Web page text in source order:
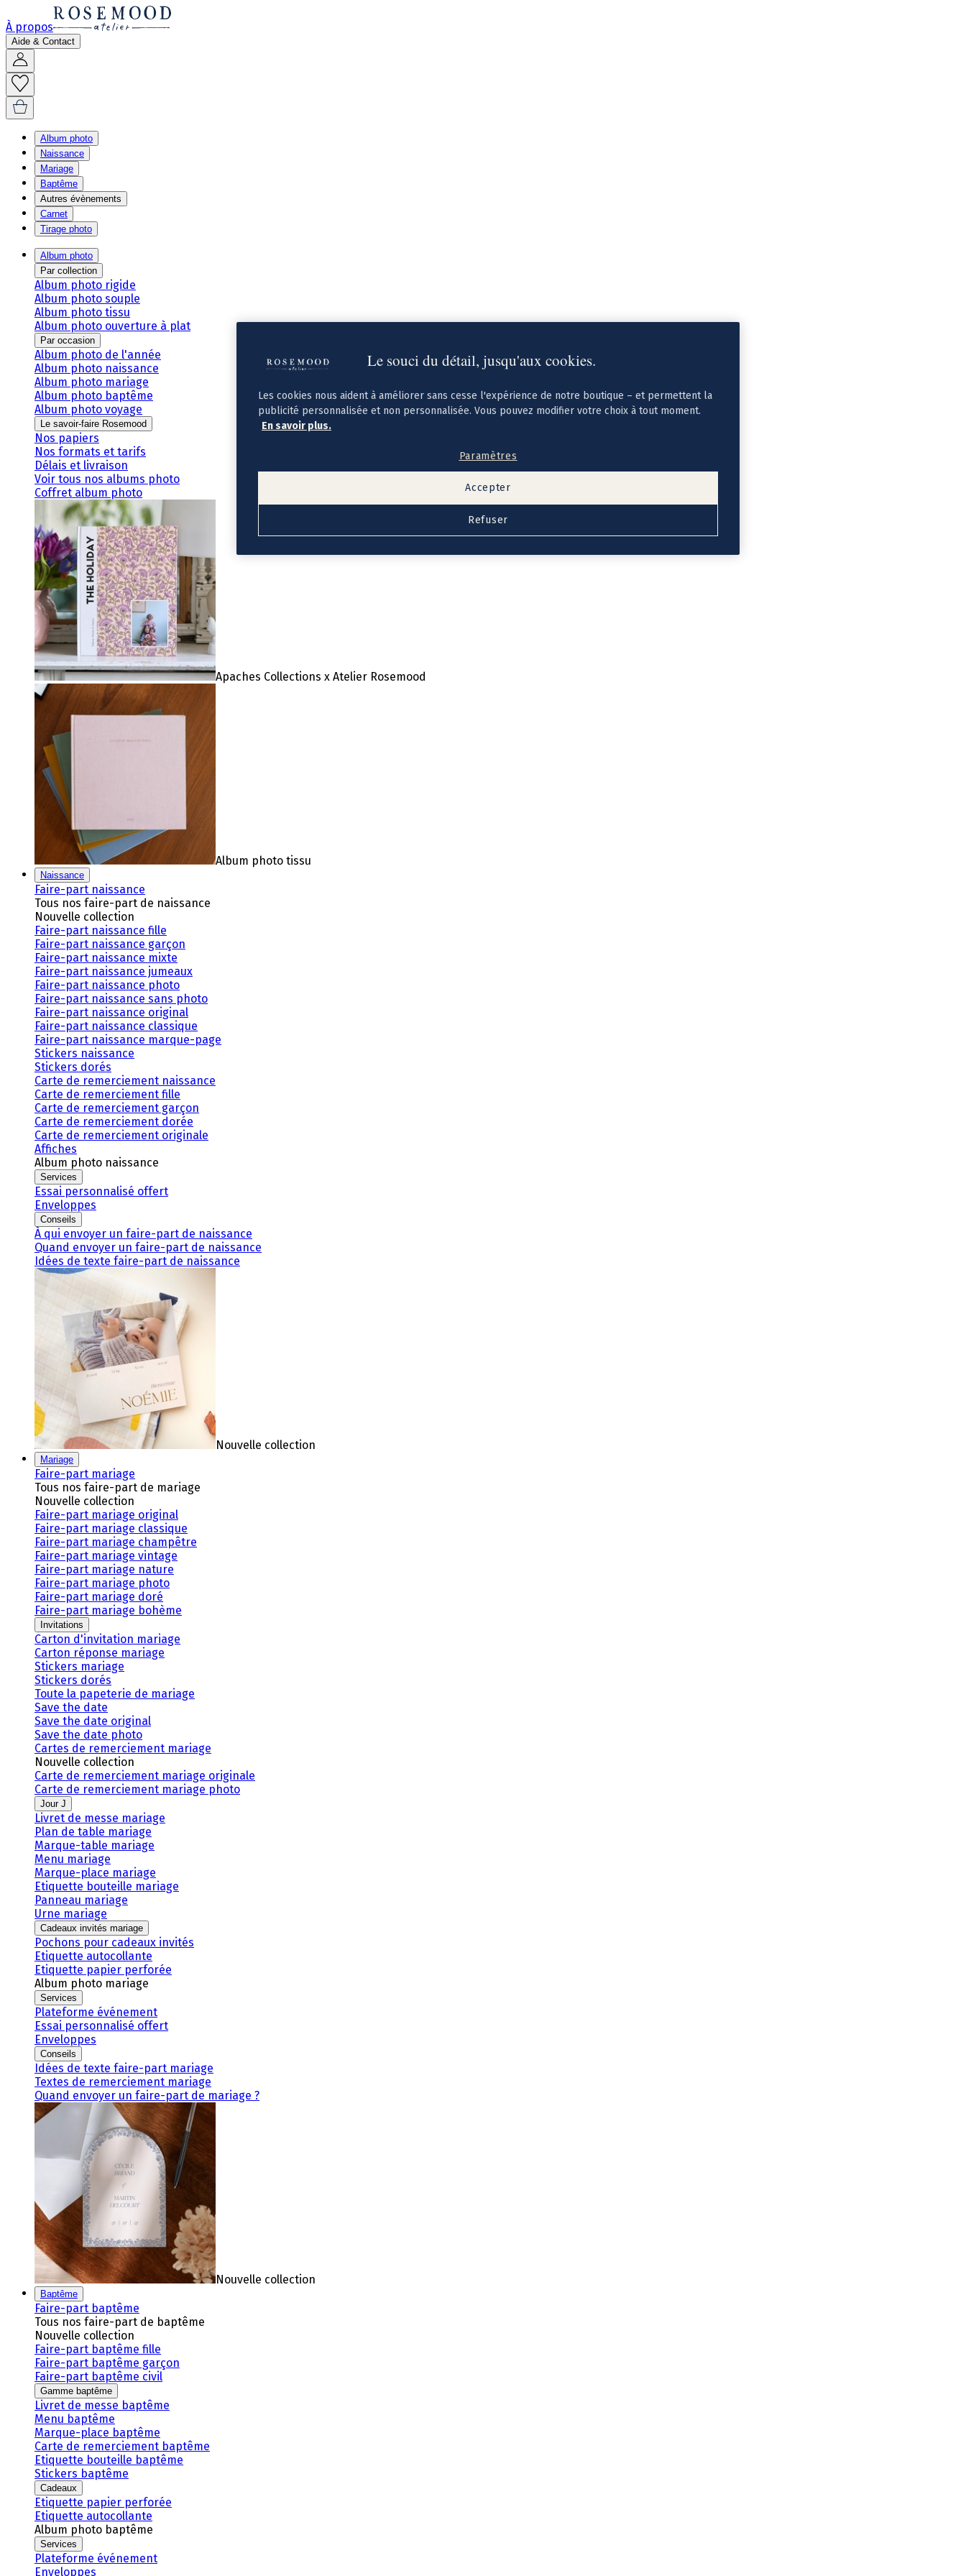
À propos
Aide & Contact
Album photo
Naissance
Mariage
Baptême
Autres évènements
Carnet
Tirage photo
Album photo
Par collection
Album photo rigide
Album photo souple
Album photo tissu
Album photo ouverture à plat
Par occasion
Album photo de l'année
Album photo naissance
Album photo mariage
Album photo baptême
Album photo voyage
Le savoir-faire Rosemood
Nos papiers
Nos formats et tarifs
Délais et livraison
Voir tous nos albums photo
Coffret album photo
Apaches Collections x Atelier Rosemood
Album photo tissu
Naissance
Faire-part naissance
Tous nos faire-part de naissance
Nouvelle collection
Faire-part naissance fille
Faire-part naissance garçon
Faire-part naissance mixte
Faire-part naissance jumeaux
Faire-part naissance photo
Faire-part naissance sans photo
Faire-part naissance original
Faire-part naissance classique
Faire-part naissance marque-page
Stickers naissance
Stickers dorés
Carte de remerciement naissance
Carte de remerciement fille
Carte de remerciement garçon
Carte de remerciement dorée
Carte de remerciement originale
Affiches
Album photo naissance
Services
Essai personnalisé offert
Enveloppes
Conseils
À qui envoyer un faire-part de naissance
Quand envoyer un faire-part de naissance
Idées de texte faire-part de naissance
Nouvelle collection
Mariage
Faire-part mariage
Tous nos faire-part de mariage
Nouvelle collection
Faire-part mariage original
Faire-part mariage classique
Faire-part mariage champêtre
Faire-part mariage vintage
Faire-part mariage nature
Faire-part mariage photo
Faire-part mariage doré
Faire-part mariage bohème
Invitations
Carton d'invitation mariage
Carton réponse mariage
Stickers mariage
Stickers dorés
Toute la papeterie de mariage
Save the date
Save the date original
Save the date photo
Cartes de remerciement mariage
Nouvelle collection
Carte de remerciement mariage originale
Carte de remerciement mariage photo
Jour J
Livret de messe mariage
Plan de table mariage
Marque-table mariage
Menu mariage
Marque-place mariage
Etiquette bouteille mariage
Panneau mariage
Urne mariage
Cadeaux invités mariage
Pochons pour cadeaux invités
Etiquette autocollante
Etiquette papier perforée
Album photo mariage
Services
Plateforme événement
Essai personnalisé offert
Enveloppes
Conseils
Idées de texte faire-part mariage
Textes de remerciement mariage
Quand envoyer un faire-part de mariage ?
Nouvelle collection
Baptême
Faire-part baptême
Tous nos faire-part de baptême
Nouvelle collection
Faire-part baptême fille
Faire-part baptême garçon
Faire-part baptême civil
Gamme baptême
Livret de messe baptême
Menu baptême
Marque-place baptême
Carte de remerciement baptême
Etiquette bouteille baptême
Stickers baptême
Cadeaux
Etiquette papier perforée
Etiquette autocollante
Album photo baptême
Services
Plateforme événement
Enveloppes
Le souci du détail, jusqu'aux cookies.
Les cookies nous aident à améliorer sans cesse l'expérience de notre boutique – et permettent la
publicité personnalisée et non personnalisée. Vous pouvez modifier votre choix à tout moment.
En savoir plus.
Paramètres
Refuser
Accepter